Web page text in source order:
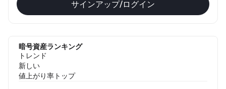
サインアップ/ログイン
暗号資産ランキング
トレンド
新しい
値上がり率トップ